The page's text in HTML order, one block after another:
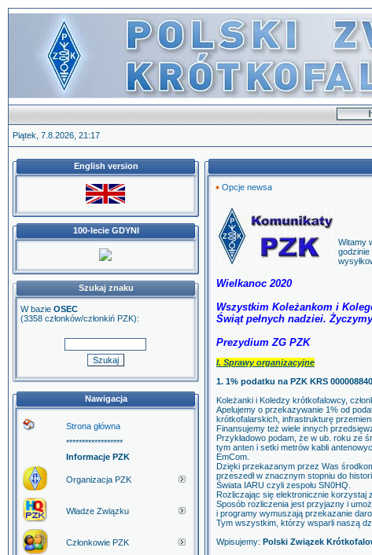
Piątek, 7.8.2026, 21:17
English version
100-lecie GDYNI
Szukaj znaku
W bazie OSEC
(3358 członków/członkiń PZK):
Nawigacja
Strona główna
******************
Informacje PZK
Organizacja PZK
Władze Związku
Członkowie PZK
Opcje newsa
Witamy
godzinie
Wielkanoc 2020
Wszystkim Koleżankom i
Świąt pełnych nadziei.
Prezydium ZG PZK
I. Sprawy organizacyjne
1. 1% podatku na PZK KRS
Koleżanki i Koledzy krótkofalowcy,
Apelujemy o przekazywanie 1% od
krótkofalarskich, infrastrukturę
Finansujemy też wiele innych
Przykładowo podam, że w ub. roku ze
tym anten i setki metrów kabli
EmCom.
Dzięki przekazanym przez Was
przeszedł w znacznym stopniu do
Świata IARU czyli zespołu SN0HQ.
Rozliczając się elektronicznie korzystaj
Sposób rozliczenia jest przyjazny i
i programy wymuszają przekazanie
Tym wszystkim, którzy wsparli naszą
Wpisujemy: Polski Związek